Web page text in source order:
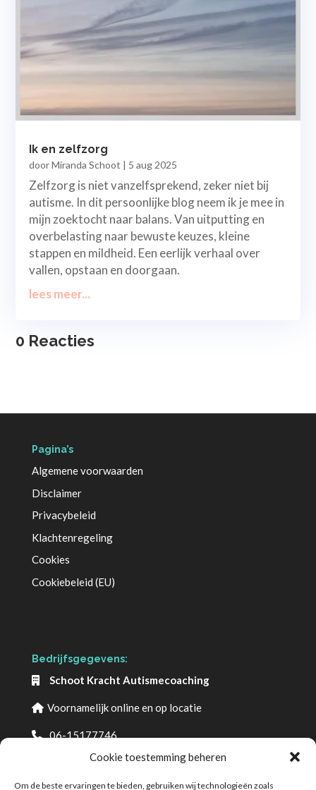
Cookie toestemming beheren
Om de beste ervaringen te bieden, gebruiken wij technologieën zoals
Ik en zelfzorg
doorMiranda Schoot | 5 aug 2025
Zelfzorg is niet vanzelfsprekend, zeker niet bij
autisme. In dit persoonlijke blog neem ik je mee in
mijn zoektocht naar balans. Van uitputting en
overbelasting naar bewuste keuzes, kleine
stappen en mildheid. Een eerlijk verhaal over
vallen, opstaan en doorgaan.
lees meer...
0 Reacties
Pagina’s
Algemene voorwaarden
Disclaimer
Privacybeleid
Klachtenregeling
Cookies
Cookiebeleid (EU)
Bedrijfsgegevens:
Schoot Kracht Autismecoaching
Voornamelijk online en op locatie
06-15177746
info@schootkrachtautismecoaching.com